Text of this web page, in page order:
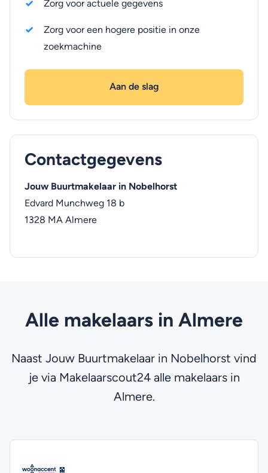
Zorg voor actuele gegevens
Zorg voor een hogere positie in onze
zoekmachine
Aan de slag
Contactgegevens
Jouw Buurtmakelaar in Nobelhorst
Edvard Munchweg 18 b
1328 MA Almere
Alle makelaars in Almere
Naast Jouw Buurtmakelaar in Nobelhorst vind
je via Makelaarscout24 alle makelaars in
Almere.